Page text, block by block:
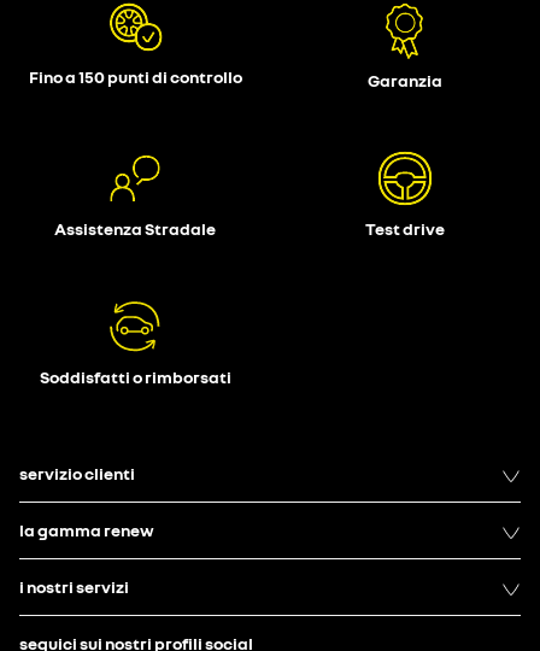
Fino a 150 punti di controllo Garanzia
Assistenza Stradale Test drive
Soddisfatti o rimborsati
servizio clienti
la gamma renew
i nostri servizi
seguici sui nostri profili social